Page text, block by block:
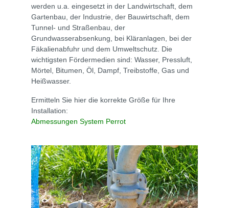
werden u.a. eingesetzt in der Landwirtschaft, dem
Gartenbau, der Industrie, der Bauwirtschaft, dem
Tunnel- und Straßenbau, der
Grundwasserabsenkung, bei Kläranlagen, bei der
Fäkalienabfuhr und dem Umweltschutz. Die
wichtigsten Fördermedien sind: Wasser, Pressluft,
Mörtel, Bitumen, Öl, Dampf, Treibstoffe, Gas und
Heißwasser.
Ermitteln Sie hier die korrekte Größe für Ihre
Installation:
Abmessungen System Perrot